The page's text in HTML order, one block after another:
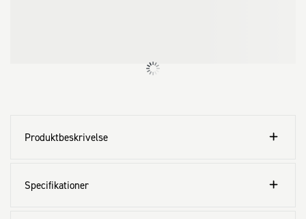
Produktbeskrivelse
Specifikationer